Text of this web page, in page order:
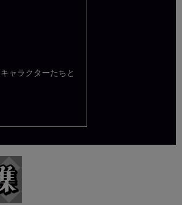
ャラクターたちと